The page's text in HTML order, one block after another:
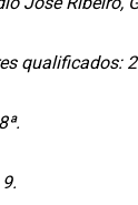
qualificados: